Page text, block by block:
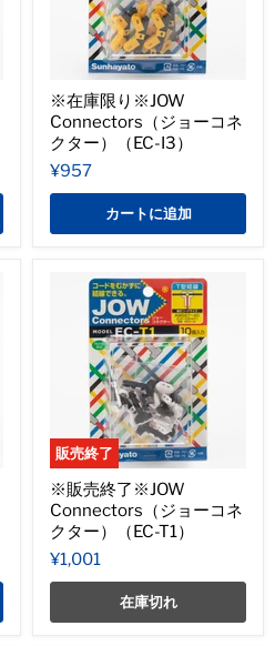
※在庫限り※JOW
Connectors（ジョーコネ
クター）（EC-I3）
¥957
カートに追加
販売終了
※販売終了※JOW
Connectors（ジョーコネ
クター）（EC-T1）
¥1,001
在庫切れ